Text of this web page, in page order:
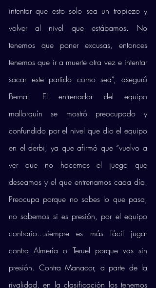
intentar que esto solo sea un tropiezo y
volver al nivel que estábamos. No
tenemos que poner excusas, entonces
tenemos que ir a muerte otra vez e intentar
sacar este partido como sea”, aseguró
Bernal. El entrenador del equipo
mallorquín se mostró preocupado y
confundido por el nivel que dio el equipo
en el derbi, ya que afirmó que “vuelvo a
ver que no hacemos el juego que
deseamos y el que entrenamos cada día.
Preocupa porque no sabes lo que pasa,
no sabemos si es presión, por el equipo
contrario...siempre es más fácil jugar
contra Almería o Teruel porque vas sin
presión. Contra Manacor, a parte de la
rivalidad, en la clasificación los tenemos